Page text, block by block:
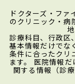
ドクターズ・フ
のクリニック・病
診療科目、行政区
基本情報だけでな
条件に合ったクリ
ます。 医院情報
関する情報（診